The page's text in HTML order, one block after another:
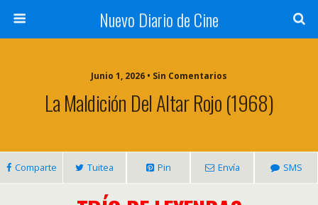
Nuevo Diario de Cine
Junio 1, 2026 • Sin Comentarios
La Maldición Del Altar Rojo (1968)
Comparte Tuitea Pin Envía SMS